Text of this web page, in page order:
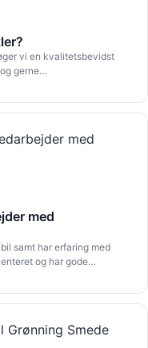
vi en kvalitetsbevidst
gerne…
med
samt har erfaring med
og har gode…